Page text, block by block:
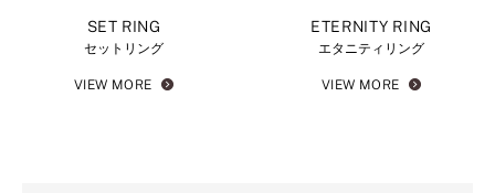
SET RING
セットリング
VIEW MORE
ETERNITY RING
エタニティリング
VIEW MORE